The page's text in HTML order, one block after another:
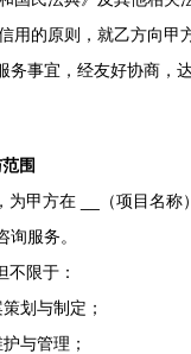
用的原则，就乙方向甲
务事宜，经友好协商，
围
为甲方在
__（项目名
服务。
不限于：
划与制定；
与管理；